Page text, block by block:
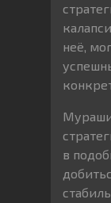
неё,
в